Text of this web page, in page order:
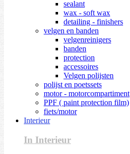
sealant
wax - soft wax
detailing - finishers
velgen en banden
velgenreinigers
banden
protection
accessoires
Velgen polijsten
polijst en poetssets
motor - motorcompartiment
PPF ( paint protection film)
fiets/motor
Interieur
In Interieur